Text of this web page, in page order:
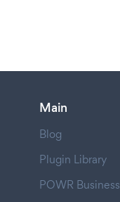
Main
Blog
Plugin Library
POWR Business